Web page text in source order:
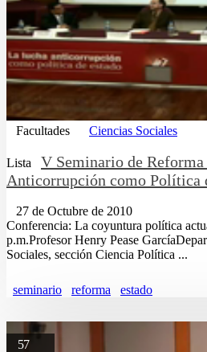
Facultades Ciencias Sociales
Lista V Seminario de
Anticorrupción como Política
27 de Octubre de 2010
Conferencia: La coyuntura política
p.m.Profesor Henry Pease
Sociales, sección Ciencia Política ...
seminario reforma estado
57